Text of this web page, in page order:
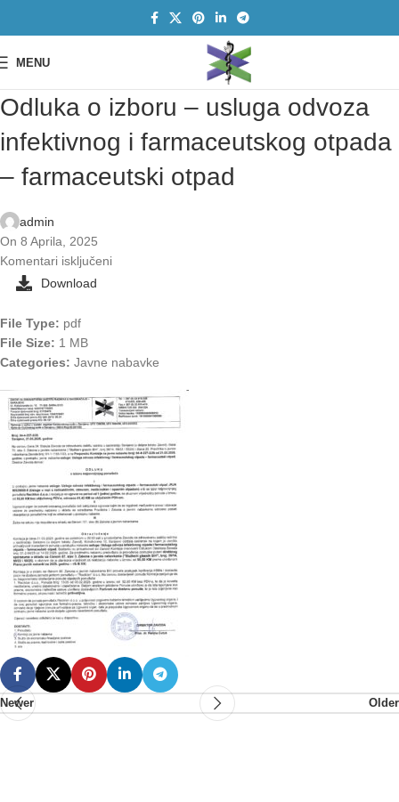
MENU
Odluka o izboru – usluga odvoza
infektivnog i farmaceutskog otpada
– farmaceutski otpad
admin
On 8 Aprila, 2025
Komentari isključeni
Download
File Type: pdf
File Size: 1 MB
Categories: Javne nabavke
Newer Older